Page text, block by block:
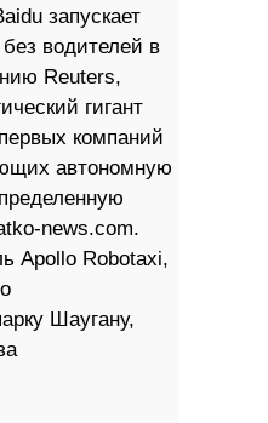
запускает
водителей в
Reuters,
гигант
компаний
автономную
news.com.
Apollo Robotaxi,
Шаугану,